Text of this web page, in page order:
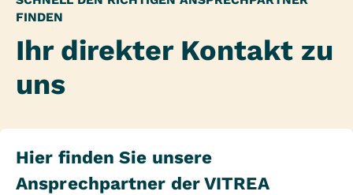
FINDEN
Ihr direkter Kontakt zu
uns
Hier finden Sie unsere
Ansprechpartner der VITREA